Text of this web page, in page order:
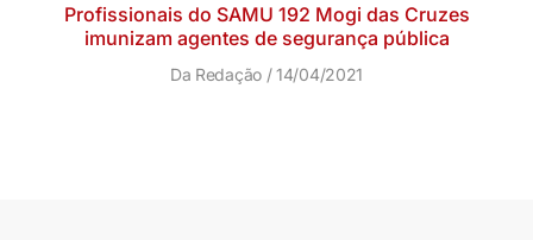
Profissionais do SAMU 192 Mogi das Cruzes
imunizam agentes de segurança pública
Da Redação 14/04/2021